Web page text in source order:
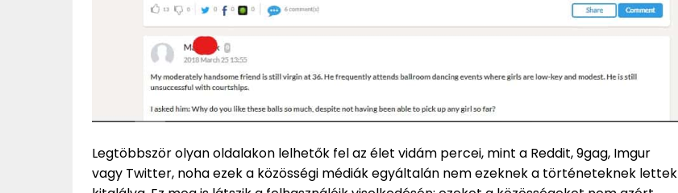
Legtöbbször olyan oldalakon lelhetők fel az élet vidám percei, mint a Reddit, 9gag, Imgur
vagy Twitter, noha ezek a közösségi médiák egyáltalán nem ezeknek a történeteknek lettek